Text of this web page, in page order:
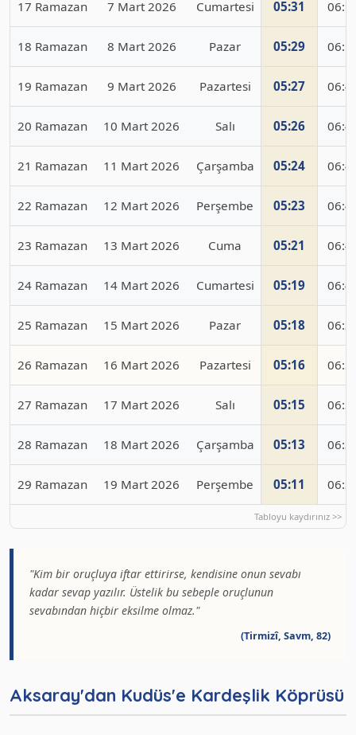
17 Ramazan 7 Mart 2026 Cumartesi 05:31
18 Ramazan 8 Mart 2026 Pazar 05:29
19 Ramazan 9 Mart 2026 Pazartesi 05:27
20 Ramazan 10 Mart 2026 Salı 05:26
21 Ramazan 11 Mart 2026 Çarşamba 05:24
22 Ramazan 12 Mart 2026 Perşembe 05:23
23 Ramazan 13 Mart 2026 Cuma 05:21
24 Ramazan 14 Mart 2026 Cumartesi 05:19
25 Ramazan 15 Mart 2026 Pazar 05:18
26 Ramazan 16 Mart 2026 Pazartesi 05:16
27 Ramazan 17 Mart 2026 Salı 05:15
28 Ramazan 18 Mart 2026 Çarşamba 05:13
29 Ramazan 19 Mart 2026 Perşembe 05:11
"Kim bir oruçluya iftar ettirirse, kendisine onun sevabı
kadar sevap yazılır. Üstelik bu sebeple oruçlunun
sevabından hiçbir eksilme olmaz."
(Tirmizî, Savm, 82)
Aksaray'dan Kudüs'e Kardeşlik Köprüsü